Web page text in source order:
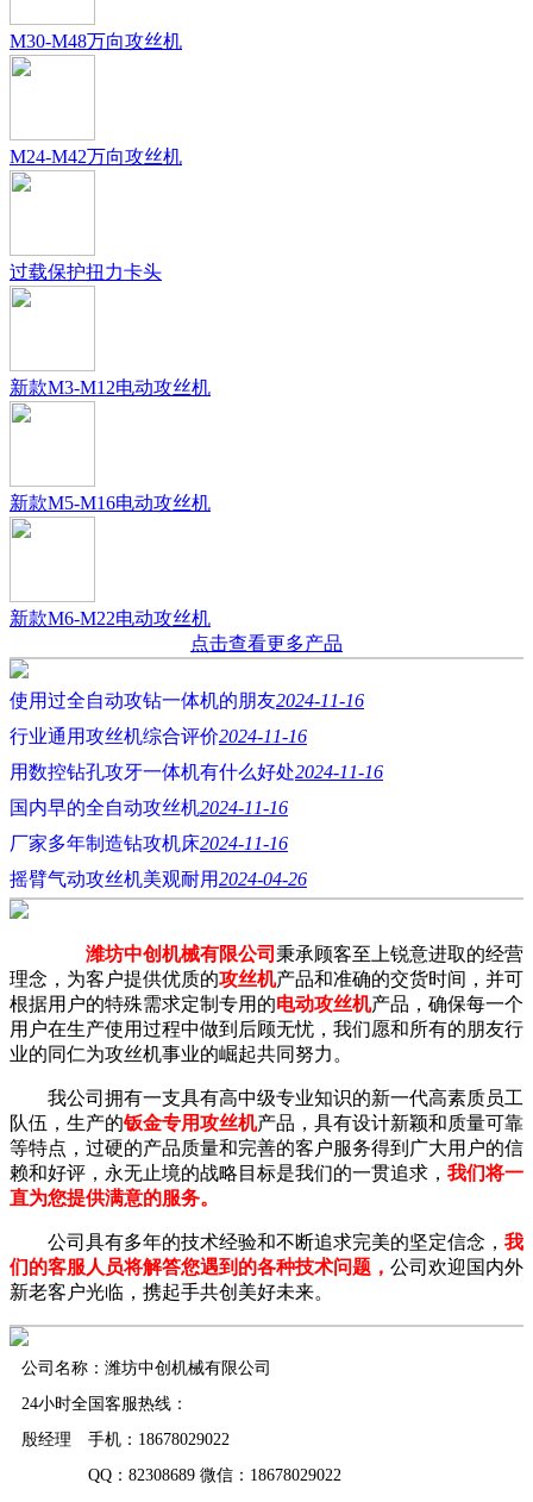
M30-M48万向攻丝机
M24-M42万向攻丝机
过载保护扭力卡头
新款M3-M12电动攻丝机
新款M5-M16电动攻丝机
新款M6-M22电动攻丝机
点击查看更多产品
使用过全自动攻钻一体机的朋友2024-11-16
行业通用攻丝机综合评价2024-11-16
用数控钻孔攻牙一体机有什么好处2024-11-16
国内早的全自动攻丝机2024-11-16
厂家多年制造钻攻机床2024-11-16
摇臂气动攻丝机美观耐用2024-04-26
潍坊中创机械有限公司 秉承顾客至上锐意进取的经营
理念，为客户提供优质的攻丝机产品和准确的交货时间，并可
根据用户的特殊需求定制专用的电动攻丝机产品，确保每一个
用户在生产使用过程中做到后顾无忧，我们愿和所有的朋友行
业的同仁为攻丝机事业的崛起共同努力。
我公司拥有一支具有高中级专业知识的新一代高素质员工
队伍，生产的钣金专用攻丝机产品，具有设计新颖和质量可靠
等特点，过硬的产品质量和完善的客户服务得到广大用户的信
赖和好评，永无止境的战略目标是我们的一贯追求， 我们将一
直为您提供满意的服务。
公司具有多年的技术经验和不断追求完美的坚定信念， 我
们的客服人员将解答您遇到的各种技术问题， 公司欢迎国内外
新老客户光临，携起手共创美好未来。
公司名称：潍坊中创机械有限公司
24小时全国客服热线：
殷经理 手机：18678029022
QQ：82308689 微信：18678029022